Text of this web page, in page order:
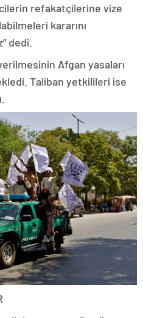
refakatçilerine vize
kararını
dedi.
Afgan yasaları
Taliban yetkilileri ise